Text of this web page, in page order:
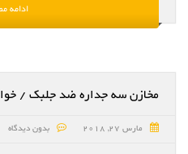
ادامه
مخازن سه جداره ضد جلبک /
مارس 27, 2018 بدون دیدگاه